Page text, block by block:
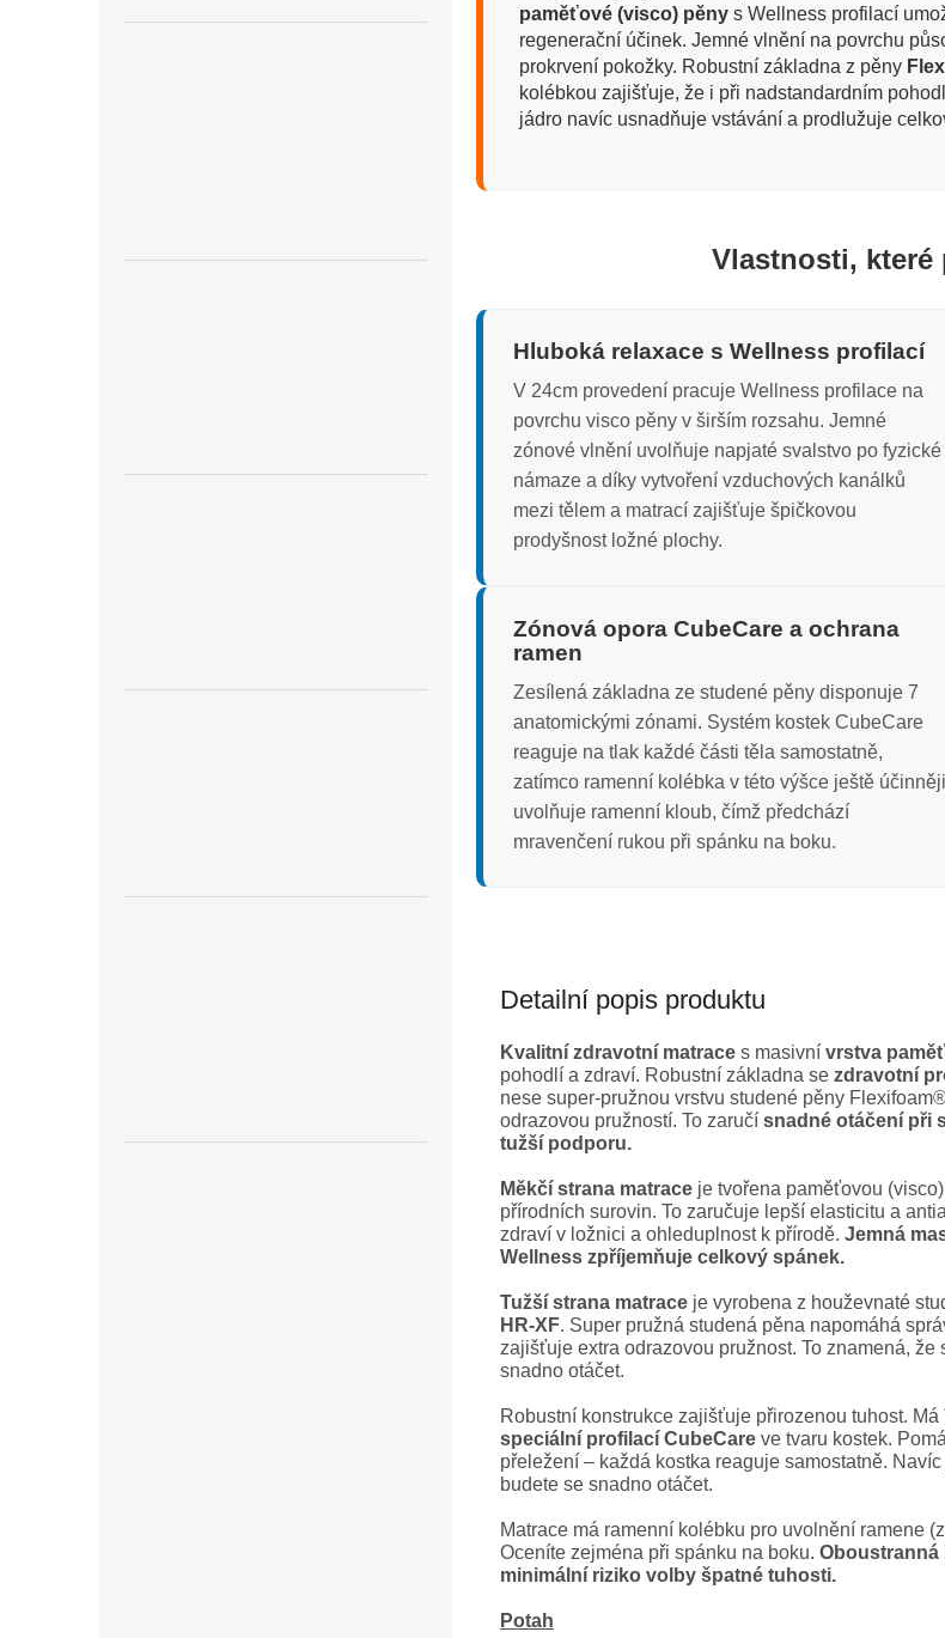
paměťové (visco) pěny s Wellness profilací
regenerační účinek. Jemné vlnění na povrchu
prokrvení pokožky. Robustní základna z pěny
kolébkou zajišťuje, že i při nadstandardním
jádro navíc usnadňuje vstávání a prodlužuje
Vlastnosti,
Hluboká relaxace s Wellness profilací
V 24cm provedení pracuje Wellness profilace na
povrchu visco pěny v širším rozsahu. Jemné
zónové vlnění uvolňuje napjaté svalstvo po fyzické
námaze a díky vytvoření vzduchových kanálků
mezi tělem a matrací zajišťuje špičkovou
prodyšnost ložné plochy.
Zónová opora CubeCare a ochrana
ramen
Zesílená základna ze studené pěny disponuje 7
anatomickými zónami. Systém kostek CubeCare
reaguje na tlak každé části těla samostatně,
zatímco ramenní kolébka v této výšce ještě účinněji
uvolňuje ramenní kloub, čímž předchází
mravenčení rukou při spánku na boku.
Detailní popis produktu
Kvalitní zdravotní matrace s masivní vrstva
pohodlí a zdraví. Robustní základna se zdravotní
nese super-pružnou vrstvu studené pěny
odrazovou pružností. To zaručí snadné otáčení při
tužší podporu.
Měkčí strana matrace je tvořena paměťovou
přírodních surovin. To zaručuje lepší elasticitu a
zdraví v ložnici a ohleduplnost k přírodě. Jemná
Wellness zpříjemňuje celkový spánek.
Tužší strana matrace je vyrobena z houževnaté
HR-XF. Super pružná studená pěna napomáhá
zajišťuje extra odrazovou pružnost. To znamená, že
snadno otáčet.
Robustní konstrukce zajišťuje přirozenou tuhost. Má
speciální profilací CubeCare ve tvaru kostek.
přeležení – každá kostka reaguje samostatně.
budete se snadno otáčet.
Matrace má ramenní kolébku pro uvolnění ramene
Oceníte zejména při spánku na boku. Oboustranná
minimální riziko volby špatné tuhosti.
Potah